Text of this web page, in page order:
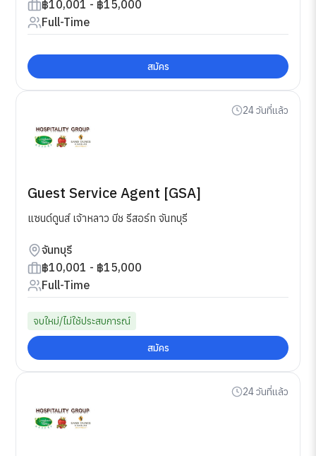
฿10,001 - ฿15,000
Full-Time
สมัคร
24 วันที่แล้ว
Guest Service Agent [GSA]
แซนด์ดูนส์ เจ้าหลาว บีช รีสอร์ท จันทบุรี
จันทบุรี
฿10,001 - ฿15,000
Full-Time
จบใหม่/ไม่ใช้ประสบการณ์
สมัคร
24 วันที่แล้ว